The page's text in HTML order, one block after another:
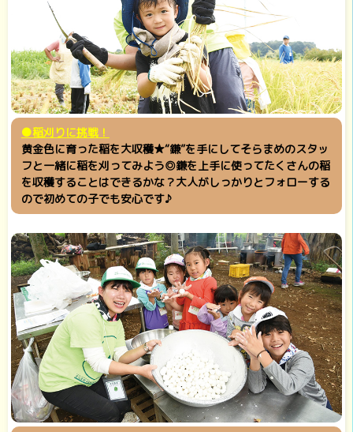
●稲刈りに挑戦！
黄金色に育った稲を大収穫★“鎌”を手にしてそらまめのスタッ
フと一緒に稲を刈ってみよう◎鎌を上手に使ってたくさんの稲
を収穫することはできるかな？大人がしっかりとフォローする
ので初めての子でも安心です♪